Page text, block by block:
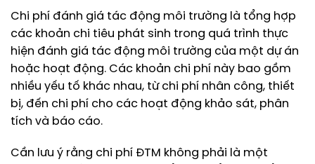
Chi phí đánh giá tác động môi trường là tổng hợp
các khoản chi tiêu phát sinh trong quá trình thực
hiện đánh giá tác động môi trường của một dự án
hoặc hoạt động. Các khoản chi phí này bao gồm
nhiều yếu tố khác nhau, từ chi phí nhân công, thiết
bị, đến chi phí cho các hoạt động khảo sát, phân
tích và báo cáo.
Cần lưu ý rằng chi phí ĐTM không phải là một